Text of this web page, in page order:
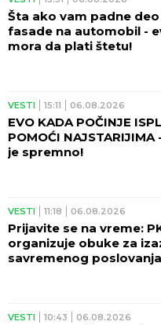
Šta ako vam padne deo
fasade na automobil -
mora da plati štetu!
VESTI 15:11 06.08.2026
EVO KADA POČINJE
POMOĆI NAJSTARIJIMA
je spremno!
VESTI 11:18 06.08.2026
Prijavite se na vreme:
organizuje obuke za
savremenog poslovanja
VESTI 10:43 06.08.2026